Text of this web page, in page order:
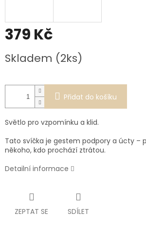
379 Kč
cena:
Skladem (2ks)
Přidat do košíku
Světlo pro vzpomínku a klid.
Tato svíčka je gestem podpory a úcty –
někoho, kdo prochází ztrátou.
Detailní informace
ZEPTAT SE SDÍLET